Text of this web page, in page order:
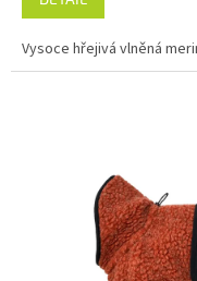
Vysoce hřejivá vlněná